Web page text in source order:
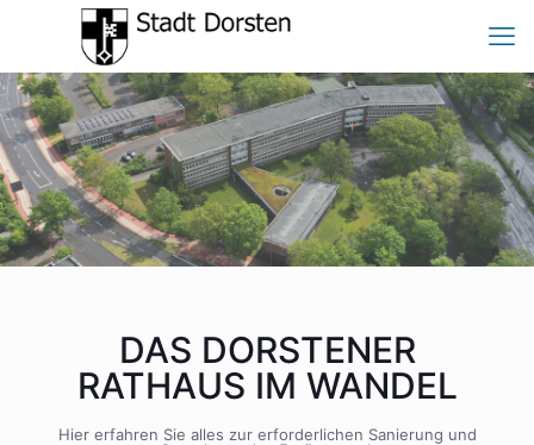
DAS DORSTENER
RATHAUS IM WANDEL
Hier erfahren Sie alles zur erforderlichen Sanierung und